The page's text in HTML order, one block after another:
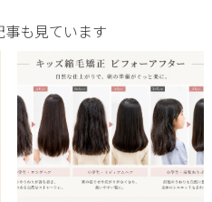
も見ています